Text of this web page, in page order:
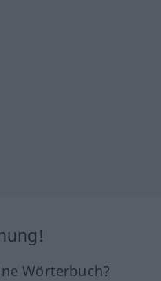
Wörterbuch?